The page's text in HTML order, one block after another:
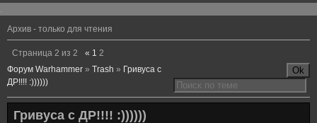
.
Архив - только для чтения
Страница 2 из 2 « 1 2
Форум Warhammer » Trash » Гривуса с
ДР!!!! :))))))
Гривуса с ДР!!!! :))))))